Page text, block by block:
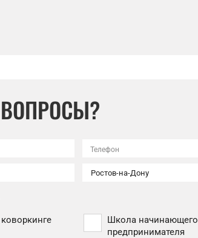
Телефон
Школа начинающего
предпринимателя